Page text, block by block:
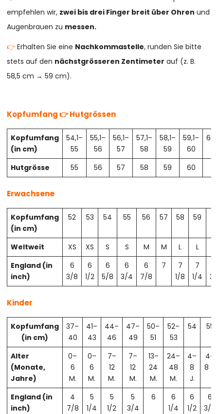
empfehlen wir, zwei bis drei Finger breit über Ohren und
Augenbrauen zu messen.
👉Erhalten Sie eine Nachkommastelle, runden Sie bitte
stets auf den nächstgrösseren Zentimeter auf (z. B.
58,5 cm → 59 cm).
Kopfumfang 👉 Hutgrössen
Kopfumfang
(in cm)
54,1–
55
55,1–
56
56,1–
57
57,1–
58
58,1–
59
59,1–
60
Hutgrösse
55 56 57 58 59 60
Erwachsene
Kopfumfang
(in cm)
52 53 54 55 56 57 58 59
Weltweit XS XS S S M M L L
England (in
inch)
6
3/8
6
1/2
6
5/8
6
3/4
6
7/8
7
7
1/8
7
1/4
Kinder
Kopfumfang
(in cm)
37–
40
41–
43
44–
46
47–
49
50–
51
52–
53
54 55
Alter
(Monate,
Jahre)
0–
6
M.
0–
6
M.
7–
12
M.
7–
12
M.
13–
24
M.
24–
48
M.
4–
8
J.
4–
8 J.
England (in
inch)
4
7/8
5
1/4
5
1/2
5
3/4
6
6
1/4
6
1/2
6
3/4